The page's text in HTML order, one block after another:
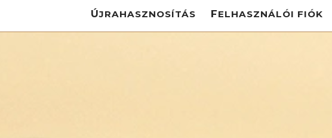
ÚJRAHASZNOSÍTÁS FELHASZNÁLÓI FIÓK